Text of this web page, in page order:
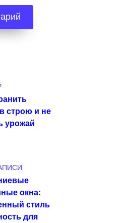
строю и не
урожай
окна:
стиль
для